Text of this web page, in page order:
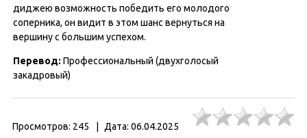
диджею возможность победить его молодого
соперника, он видит в этом шанс вернуться на
вершину с большим успехом.
Перевод: Профессиональный (двухголосый
закадровый)
Просмотров: 245 Дата: 06.04.2025